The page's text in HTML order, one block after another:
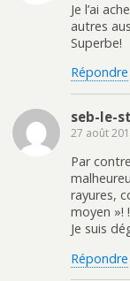
Je l’ai
autres
Superbe!
Répondre
seb-le-
27 août
Par
rayures,
moyen »!
Je suis
Répondre